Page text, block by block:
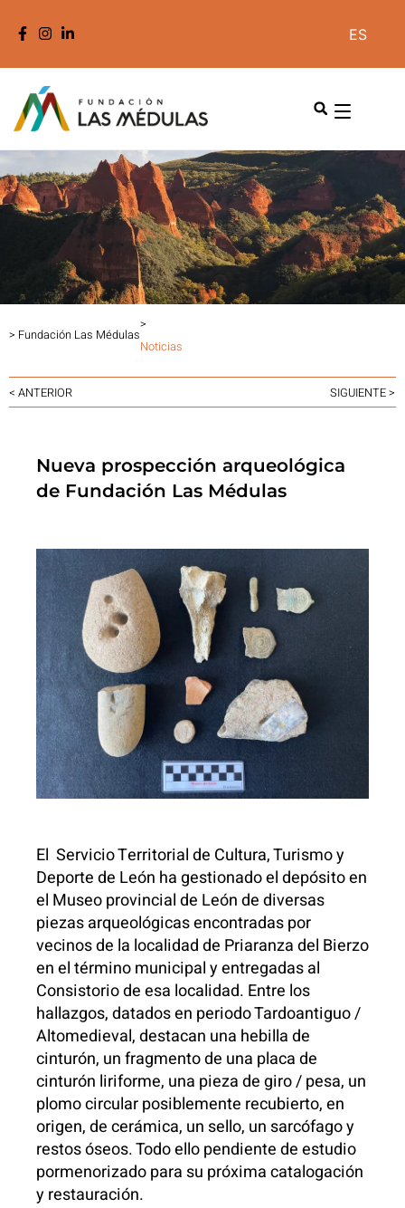
ES
> Fundación Las Médulas
>
Noticias
< ANTERIOR SIGUIENTE >
Nueva prospección arqueológica
de Fundación Las Médulas
El Servicio Territorial de Cultura, Turismo y
Deporte de León ha gestionado el depósito en
el Museo provincial de León de diversas
piezas arqueológicas encontradas por
vecinos de la localidad de Priaranza del Bierzo
en el término municipal y entregadas al
Consistorio de esa localidad. Entre los
hallazgos, datados en periodo Tardoantiguo /
Altomedieval, destacan una hebilla de
cinturón, un fragmento de una placa de
cinturón liriforme, una pieza de giro / pesa, un
plomo circular posiblemente recubierto, en
origen, de cerámica, un sello, un sarcófago y
restos óseos. Todo ello pendiente de estudio
pormenorizado para su próxima catalogación
y restauración.